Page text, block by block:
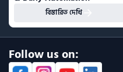
বিস্তারিত দেখি
Follow us on: